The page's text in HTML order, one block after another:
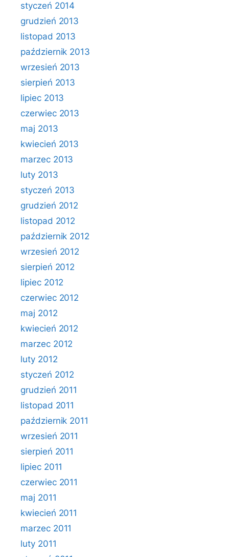
styczeń 2014
grudzień 2013
listopad 2013
październik 2013
wrzesień 2013
sierpień 2013
lipiec 2013
czerwiec 2013
maj 2013
kwiecień 2013
marzec 2013
luty 2013
styczeń 2013
grudzień 2012
listopad 2012
październik 2012
wrzesień 2012
sierpień 2012
lipiec 2012
czerwiec 2012
maj 2012
kwiecień 2012
marzec 2012
luty 2012
styczeń 2012
grudzień 2011
listopad 2011
październik 2011
wrzesień 2011
sierpień 2011
lipiec 2011
czerwiec 2011
maj 2011
kwiecień 2011
marzec 2011
luty 2011